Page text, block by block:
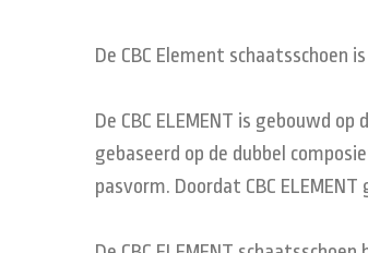
De CBC Element schaatsschoen
De CBC ELEMENT is gebouwd
gebaseerd op de dubbel
pasvorm. Doordat CBC